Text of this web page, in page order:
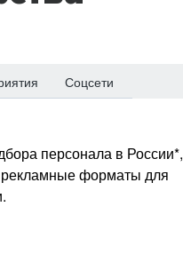
Соцсети
персонала в России*,
форматы для